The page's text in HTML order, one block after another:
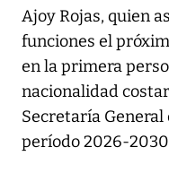
Ajoy Rojas, quien
funciones el
en la primera
nacionalidad
Secretaría
período 2026-